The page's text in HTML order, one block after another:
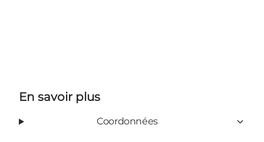
En savoir plus
Coordonnées